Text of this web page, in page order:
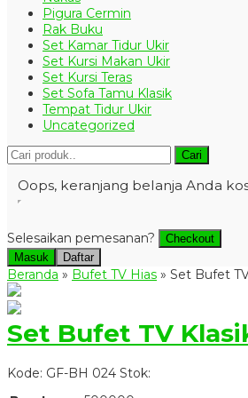
Pigura Cermin
Rak Buku
Set Kamar Tidur Ukir
Set Kursi Makan Ukir
Set Kursi Teras
Set Sofa Tamu Klasik
Tempat Tidur Ukir
Uncategorized
Cari
Oops, keranjang belanja Anda
Selesaikan pemesanan?
Checkout
Masuk
Daftar
Beranda » Bufet TV Hias » Set Bufet
Set Bufet TV
Kode: GF-BH 024 Stok: